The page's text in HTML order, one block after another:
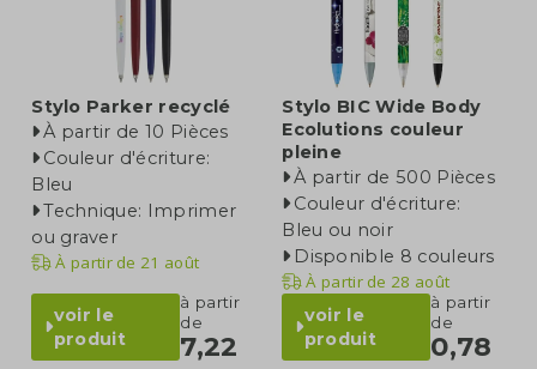
Stylo Parker recyclé
À partir de 10 Pièces
Couleur d'écriture:
Bleu
Technique: Imprimer
ou graver
À partir de 21 août
voir le
produit
à partir
de
7,22
Stylo BIC Wide Body
Ecolutions couleur
pleine
À partir de 500 Pièces
Couleur d'écriture:
Bleu ou noir
Disponible 8 couleurs
À partir de 28 août
voir le
produit
à partir
de
0,78